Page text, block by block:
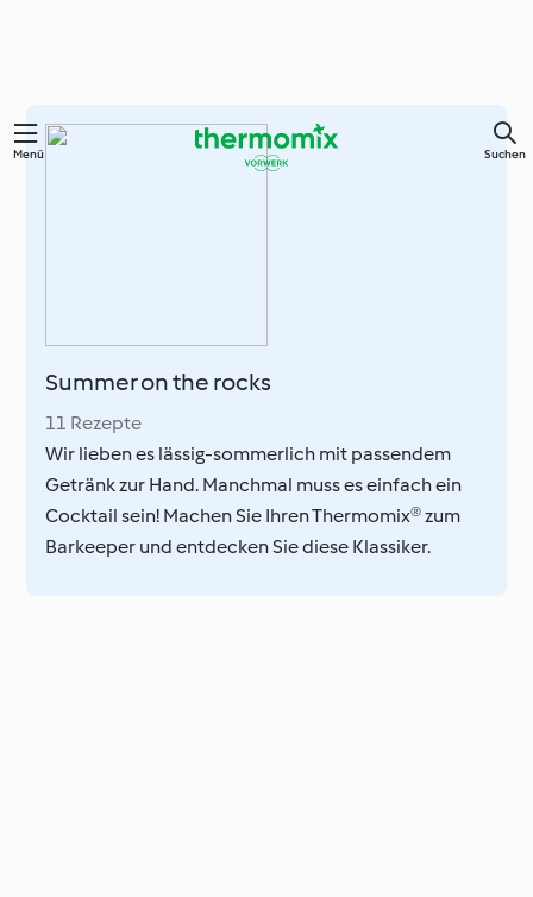
Zum
Menü Suchen
Summer on the rocks
11 Rezepte
Wir lieben es lässig-sommerlich mit passendem
Getränk zur Hand. Manchmal muss es einfach ein
Cocktail sein! Machen Sie Ihren Thermomix® zum
Barkeeper und entdecken Sie diese Klassiker.